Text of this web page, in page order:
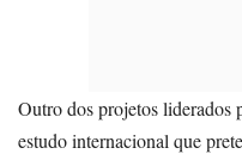
Outro dos projetos liderados
estudo internacional que